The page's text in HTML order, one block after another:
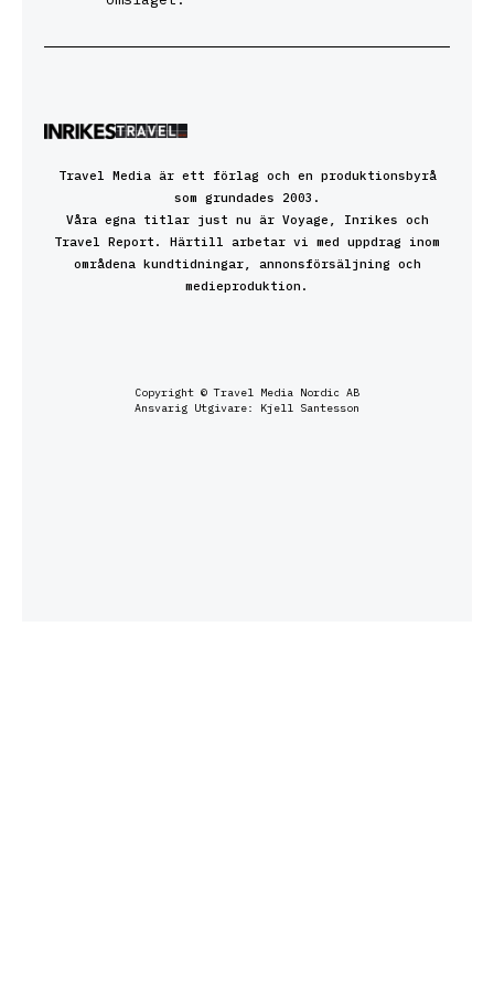
Travel Media är ett förlag och en produktionsbyrå
som grundades 2003.
Våra egna titlar just nu är Voyage, Inrikes och
Travel Report. Härtill arbetar vi med uppdrag inom
områdena kundtidningar, annonsförsäljning och
medieproduktion.
Copyright © Travel Media Nordic AB
Ansvarig Utgivare: Kjell Santesson